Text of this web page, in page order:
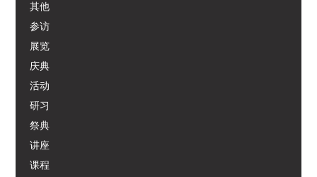
其他
参访
展览
庆典
活动
研习
祭典
讲座
课程